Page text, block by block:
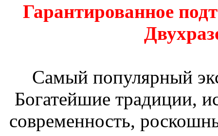
Гарантированное
Самый популярный
Богатейшие традиции,
современность,